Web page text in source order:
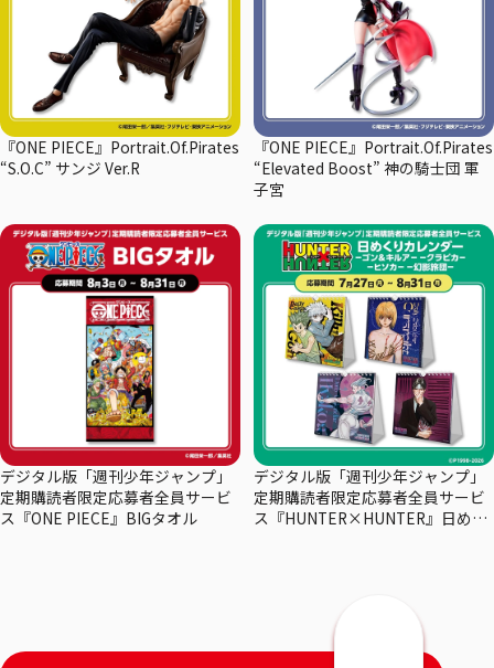
『ONE PIECE』Portrait.Of.Pirates
“S.O.C” サンジ Ver.R
『ONE PIECE』Portrait.Of.Pirates
“Elevated Boost” 神の騎士団 軍
子宮
デジタル版「週刊少年ジャンプ」
定期購読者限定応募者全員サービ
ス『ONE PIECE』BIGタオル
デジタル版「週刊少年ジャンプ」
定期購読者限定応募者全員サービ
ス『HUNTER×HUNTER』日めく